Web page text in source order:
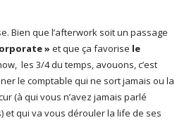
Bien que l’afterwork soit un passage
» et que ça favorise le
les 3/4 du temps, avouons, c’est
le comptable qui ne sort jamais ou la
(à qui vous n’avez jamais parlé
et qui va vous dérouler la life de ses